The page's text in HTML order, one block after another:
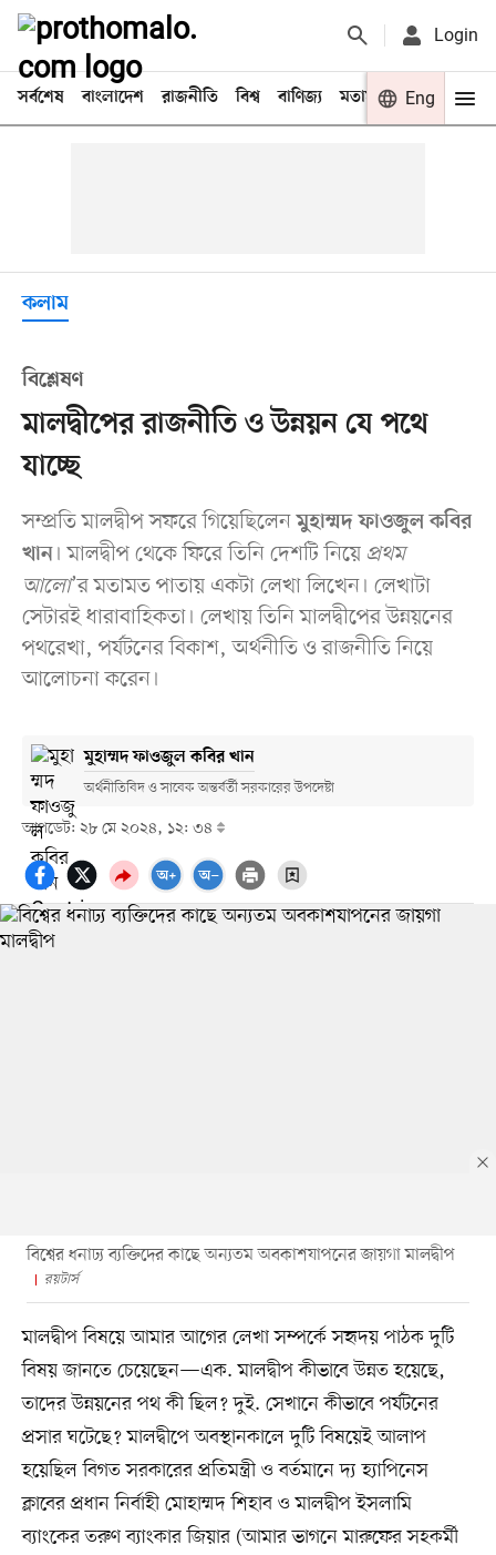
Login
সর্বশেষ বাংলাদেশ রাজনীতি বিশ্ব বাণিজ্য মতামত খেলা
Eng
কলাম
বিশ্লেষণ
মালদ্বীপের রাজনীতি ও উন্নয়ন যে পথে
যাচ্ছে
সম্প্রতি মালদ্বীপ সফরে গিয়েছিলেনমুহাম্মদ ফাওজুল কবির
খান। মালদ্বীপ থেকে ফিরে তিনি দেশটি নিয়ে প্রথম
আলো’র মতামত পাতায় একটা লেখা লিখেন। লেখাটা
সেটারই ধারাবাহিকতা। লেখায় তিনি মালদ্বীপের উন্নয়নের
পথরেখা, পর্যটনের বিকাশ, অর্থনীতি ও রাজনীতি নিয়ে
আলোচনা করেন।
মুহাম্মদ ফাওজুল কবির খান
অর্থনীতিবিদ ও সাবেক অন্তর্বর্তী সরকারের উপদেষ্টা
আপডেট: ২৮ মে ২০২৪, ১২: ৩৪
বিশ্বের ধনাঢ্য ব্যক্তিদের কাছে অন্যতম অবকাশযাপনের জায়গা মালদ্বীপ
রয়টার্স
মালদ্বীপ বিষয়ে আমার আগের লেখা সম্পর্কে সহৃদয় পাঠক দুটি
বিষয় জানতে চেয়েছেন—এক. মালদ্বীপ কীভাবে উন্নত হয়েছে,
তাদের উন্নয়নের পথ কী ছিল? দুই. সেখানে কীভাবে পর্যটনের
প্রসার ঘটেছে? মালদ্বীপে অবস্থানকালে দুটি বিষয়েই আলাপ
হয়েছিল বিগত সরকারের প্রতিমন্ত্রী ও বর্তমানে দ্য হ্যাপিনেস
ক্লাবের প্রধান নির্বাহী মোহাম্মদ শিহাব ও মালদ্বীপ ইসলামি
ব্যাংকের তরুণ ব্যাংকার জিয়ার (আমার ভাগনে মারুফের সহকর্মী